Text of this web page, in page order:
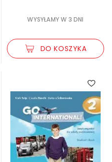
WYSYŁAMY W 3 DNI
DO KOSZYKA